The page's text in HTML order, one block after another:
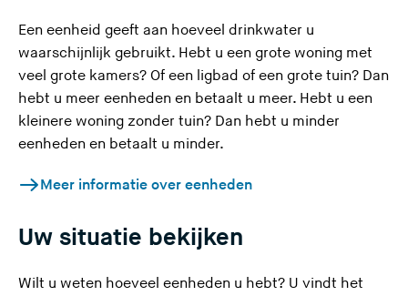
Een eenheid geeft aan hoeveel drinkwater u
waarschijnlijk gebruikt. Hebt u een grote woning met
veel grote kamers? Of een ligbad of een grote tuin? Dan
hebt u meer eenheden en betaalt u meer. Hebt u een
kleinere woning zonder tuin? Dan hebt u minder
eenheden en betaalt u minder.
Meer informatie over eenheden
Uw situatie bekijken
Wilt u weten hoeveel eenheden u hebt? U vindt het